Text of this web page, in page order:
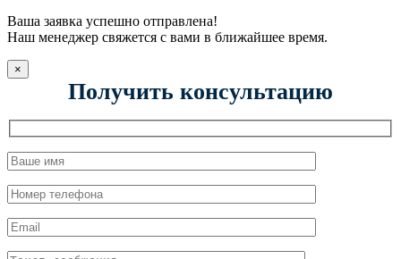
Ваша заявка успешно отправлена!
Наш менеджер свяжется с вами в ближайшее время.
×
Получить консультацию